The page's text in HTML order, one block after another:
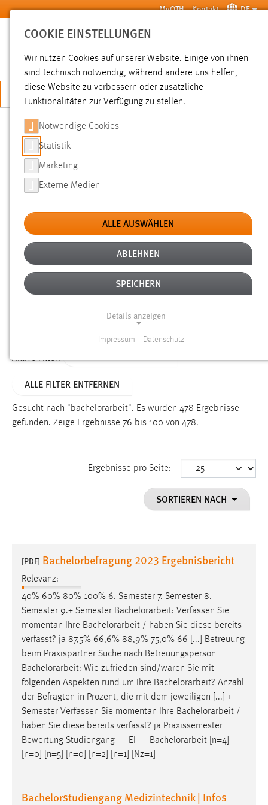
Zum Hauptinhalt springen MyOTH Kontakt DE
SUCHE
JETZT BEWERBEN
SUCHE
FILTER
Typ
Erstellungsdatum
Alter
Aktive Filter:
ALLE FILTER ENTFERNEN
Gesucht nach "bachelorarbeit". Es wurden 478 Ergebnisse
gefunden. Zeige Ergebnisse 76 bis 100 von 478.
Ergebnisse pro Seite:
SORTIEREN NACH
[PDF] Bachelorbefragung 2023 Ergebnisbericht
Relevanz:
40% 60% 80% 100% 6. Semester 7. Semester 8.
Semester 9.+ Semester Bachelorarbeit: Verfassen Sie
momentan Ihre Bachelorarbeit / haben Sie diese bereits
verfasst? ja 87,5% 66,6% 88,9% 75,0% 66 [...] Betreuung
beim Praxispartner Suche nach Betreuungsperson
Bachelorarbeit: Wie zufrieden sind/waren Sie mit
folgenden Aspekten rund um Ihre Bachelorarbeit? Anzahl
der Befragten in Prozent, die mit dem jeweiligen [...] +
Semester Verfassen Sie momentan Ihre Bachelorarbeit /
haben Sie diese bereits verfasst? ja Praxissemester
Bewertung Studiengang --- EI --- Bachelorarbeit [n=4]
[n=0] [n=5] [n=0] [n=2] [n=1] [Nz=1]
Bachelorstudiengang Medizintechnik | Infos
COOKIE EINSTELLUNGEN
Wir nutzen Cookies auf unserer Website. Einige von ihnen
sind technisch notwendig, während andere uns helfen,
diese Website zu verbessern oder zusätzliche
Funktionalitäten zur Verfügung zu stellen.
Notwendige Cookies
Statistik
Marketing
Externe Medien
ALLE AUSWÄHLEN
ABLEHNEN
SPEICHERN
Details anzeigen
Funktionen und sind für die einwandfreie Funktion der
Einverständnis
cookie_consent
Dieser Cookie speichert die ausgewählten Einverständnis-
Performance
Name:
Zweck:
Für performante Seitenauslieferung wird in diesem Cookie
gespeichert, ob man eingeloggt ist.
Sprachpräferenz
Name:
site-language-preference
Zweck:
Cookie Laufzeit:
Impressum Datenschutz